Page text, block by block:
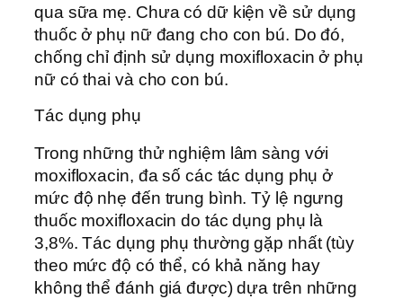
qua sữa mẹ. Chưa có dữ kiện về sử dụng
thuốc ở phụ nữ đang cho con bú. Do đó,
chống chỉ định sử dụng moxifloxacin ở phụ
nữ có thai và cho con bú.
Tác dụng phụ
Trong những thử nghiệm lâm sàng với
moxifloxacin, đa số các tác dụng phụ ở
mức độ nhẹ đến trung bình. Tỷ lệ ngưng
thuốc moxifloxacin do tác dụng phụ là
3,8%. Tác dụng phụ thường gặp nhất (tùy
theo mức độ có thể, có khả năng hay
không thể đánh giá được) dựa trên những